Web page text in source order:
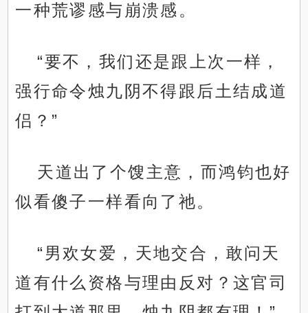
一种荒谬感与崩溃感。
“要不，我们还是跟上次一样，
强行命令烛九阴不得跟后土结成道
侣？”
天道出了个馊主意，而鸿钧也好
似看傻子一样看向了祂。
“男欢女爱，天地交合，敢问天
道有什么资格与理由反对？这官司